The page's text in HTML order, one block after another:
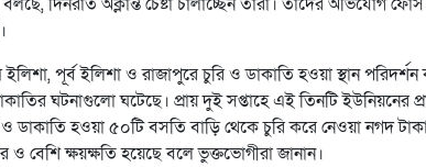
পূর্ব ইলিশা ও রাজাপুরে চুরি ও ডাকাতি হওয়া স্থান
ঘটনাগুলো ঘটেছে। প্রায় দুই সপ্তাহে এই তিনটি ইউনিয়নের
ডাকাতি হওয়া ৫০টি বসতি বাড়ি থেকে চুরি করে নেওয়া নগদ টাকা,
ও বেশি ক্ষয়ক্ষতি হয়েছে বলে ভুক্তভোগীরা জানান।